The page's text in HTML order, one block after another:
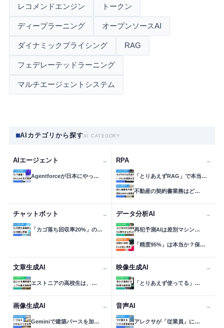
レコメンドエンジン トークン
ディープラーニング オープンソースAI
ダイナミックプライシング RAG
フェデレーテッドラーニング
マルチエージェントシステム
AIカテゴリから探すAI CATEGORY
AIエージェント →
Agentforceが日本にやっ…
RPA →
「とりあえずRAG」で本当…
不動産の契約書業務はど…
チャットボット →
「カゴ落ち回収率20%」の…
データ分析AI →
再犯予測AIは差別マシン…
「精度95%」は本当か？保…
文章生成AI →
エストニアの高校生は、…
映像生成AI →
「とりあえず使ってる」…
画像生成AI →
Geminiで建築パースを加…
音声AI →
アレクサが「従業員」に…